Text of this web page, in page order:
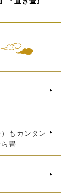
もカンタン
畳